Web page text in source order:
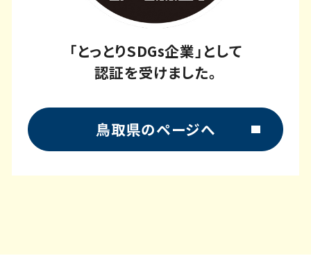
「とっとりSDGs企業」として
認証を受けました。
鳥取県のページへ